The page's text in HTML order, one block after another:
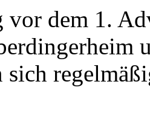
vor dem 1.
sich